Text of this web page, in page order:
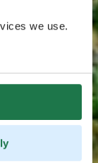
we use.